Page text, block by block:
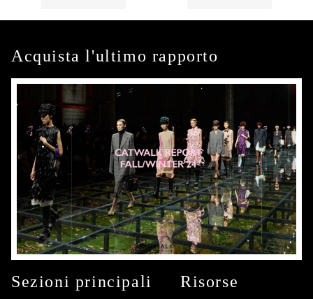
Acquista l'ultimo rapporto
Sezioni principali Risorse